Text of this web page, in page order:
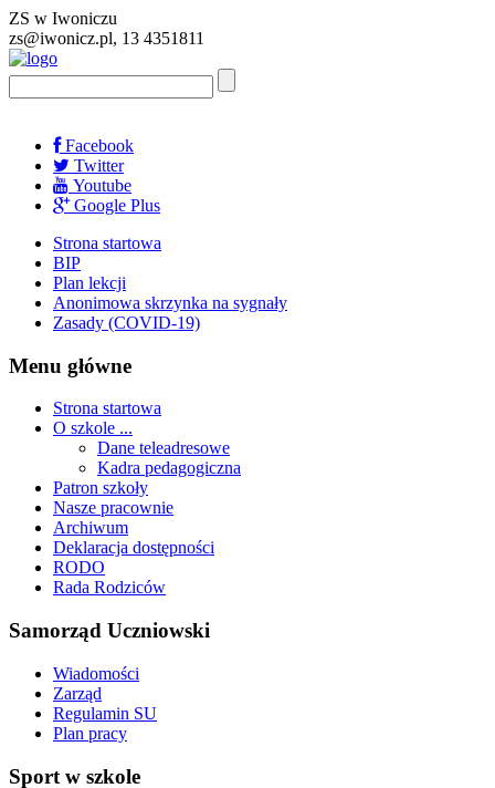
ZS w Iwoniczu
zs@iwonicz.pl, 13 4351811
Facebook
Twitter
Youtube
Google Plus
Strona startowa
BIP
Plan lekcji
Anonimowa skrzynka na sygnały
Zasady (COVID-19)
Menu główne
Strona startowa
O szkole ...
Dane teleadresowe
Kadra pedagogiczna
Patron szkoły
Nasze pracownie
Archiwum
Deklaracja dostępności
RODO
Rada Rodziców
Samorząd Uczniowski
Wiadomości
Zarząd
Regulamin SU
Plan pracy
Sport w szkole